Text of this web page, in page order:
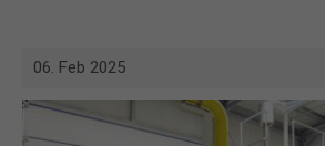
06. Feb 2025